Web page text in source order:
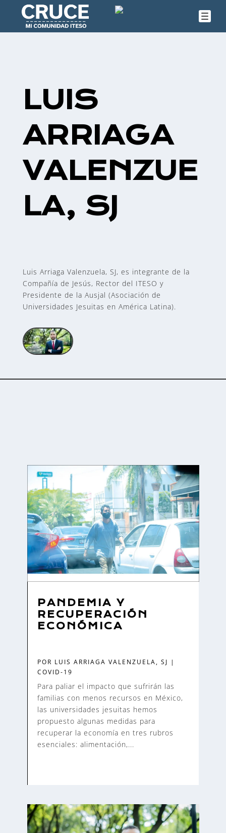
LUIS
ARRIAGA
VALENZUE
LA, SJ
Luis Arriaga Valenzuela, SJ, es integrante de la
Compañía de Jesús, Rector del ITESO y
Presidente de la Ausjal (Asociación de
Universidades Jesuitas en América Latina).
PANDEMIA Y
RECUPERACIÓN
ECONÓMICA
POR LUIS ARRIAGA VALENZUELA, SJ |
COVID-19
Para paliar el impacto que sufrirán las
familias con menos recursos en México,
las universidades jesuitas hemos
propuesto algunas medidas para
recuperar la economía en tres rubros
esenciales: alimentación,...